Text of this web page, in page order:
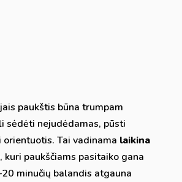
paukštis būna trumpam
sėdėti nejudėdamas, pūsti
orientuotis. Tai vadinama laikina
, kuri paukščiams pasitaiko gana
minučių balandis atgauna